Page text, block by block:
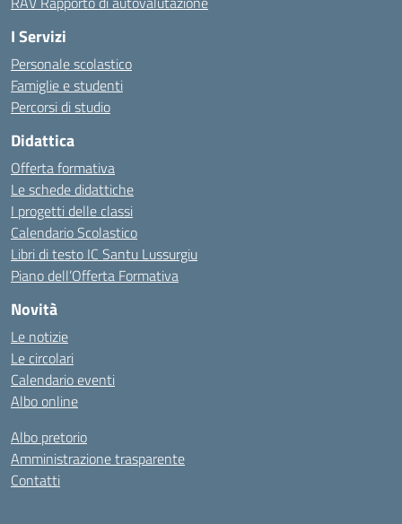
I Servizi
Personale scolastico
Famiglie e studenti
Percorsi di studio
Didattica
Offerta formativa
Le schede didattiche
I progetti delle classi
Calendario Scolastico
Libri di testo IC Santu Lussurgiu
Piano dell’Offerta Formativa
Novità
Le notizie
Le circolari
Calendario eventi
Albo online
Albo pretorio
Amministrazione trasparente
Contatti